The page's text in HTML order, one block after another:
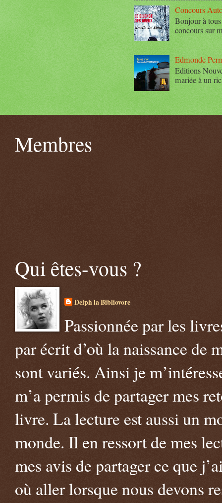
Concours
Bonjour à
concours sur
Edmonde
Editions
mariée à un
Membres
Qui êtes-vous ?
Delph la Bibliovore
Passionnée par les
par écrit d’où la naissance
sont variés. Ainsi je
m’a permis de partager mes
livre. La lecture est aussi un
monde. Il en ressort de mes
mes avis de partager ce que
où aller lorsque nous devons